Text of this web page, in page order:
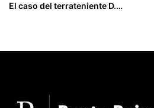
El caso del terrateniente D. Lucas Ruáz de la Peña